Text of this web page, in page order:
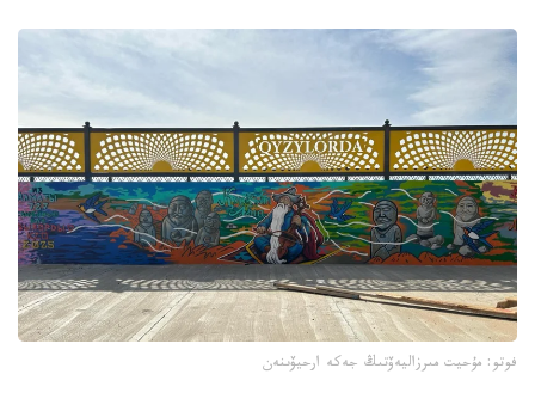
فوتو: مۇحيت مىرزاليەۆتىڭ جەكە ارحيۆىنەن